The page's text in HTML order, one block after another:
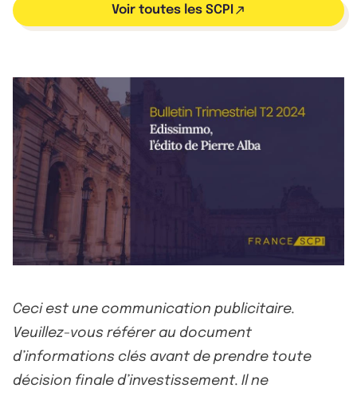
Voir toutes les SCPI
Ceci est une communication publicitaire.
Veuillez-vous référer au document
d’informations clés avant de prendre toute
décision finale d’investissement. Il ne